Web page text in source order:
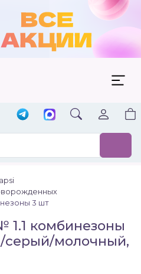
3 шт
1.1 комбинезоны
серый/молочный,